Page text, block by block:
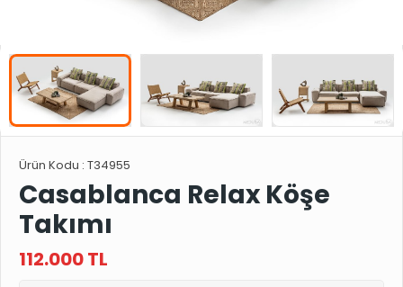
Ürün Kodu : T34955
Casablanca Relax Köşe
Takımı
112.000TL